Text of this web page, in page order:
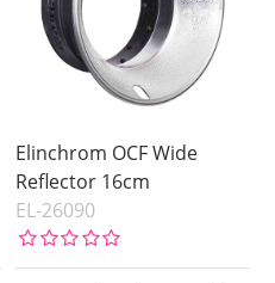
Elinchrom OCF Wide
Reflector 16cm
EL-26090